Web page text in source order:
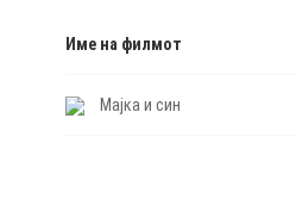
Име на филмот
Мајка и син